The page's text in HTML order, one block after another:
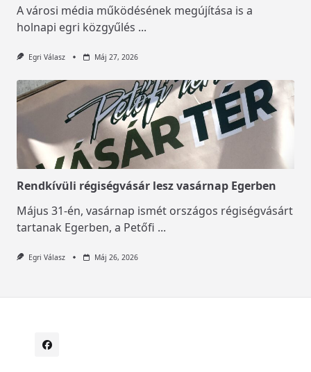
A városi média működésének megújítása is a
holnapi egri közgyűlés ...
Egri Válasz Máj 27, 2026
Rendkívüli régiségvásár lesz vasárnap Egerben
Május 31-én, vasárnap ismét országos régiségvásárt
tartanak Egerben, a Petőfi ...
Egri Válasz Máj 26, 2026